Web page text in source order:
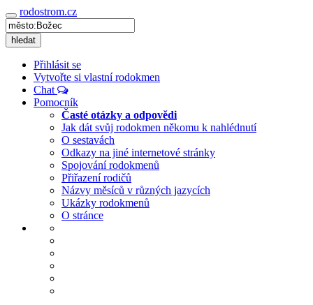
Navigace
rodostrom.cz
hledat
Přihlásit se
Vytvořte si vlastní rodokmen
Chat
Pomocník
Časté otázky a odpovědi
Jak dát svůj rodokmen někomu k nahlédnutí
O sestavách
Odkazy na jiné internetové stránky
Spojování rodokmenů
Přiřazení rodičů
Názvy měsíců v různých jazycích
Ukázky rodokmenů
O stránce